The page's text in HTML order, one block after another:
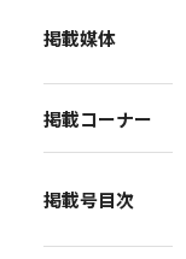
掲載媒体
掲載コーナー
掲載号目次